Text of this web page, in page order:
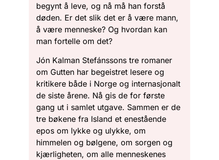
begynt å leve, og nå må han forstå
døden. Er det slik det er å være mann,
å være menneske? Og hvordan kan
man fortelle om det?
Jón Kalman Stefánssons tre romaner
om Gutten har begeistret lesere og
kritikere både i Norge og internasjonalt
de siste årene. Nå gis de for første
gang ut i samlet utgave. Sammen er de
tre bøkene fra Island et enestående
epos om lykke og ulykke, om
himmelen og bølgene, om sorgen og
kjærligheten, om alle menneskenes